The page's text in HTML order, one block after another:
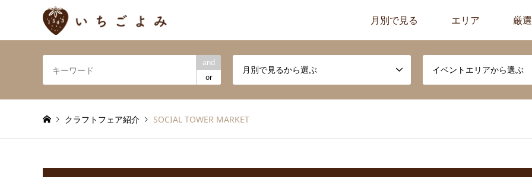
月別で見る エリア 厳選
and
or
月別で見るから選ぶ イベントエリアから選ぶ
クラフトフェア紹介 SOCIAL TOWER MARKET